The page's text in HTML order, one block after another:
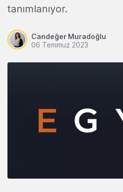
tanımlanıyor.
Candeğer Muradoğlu
06 Temmuz 2023